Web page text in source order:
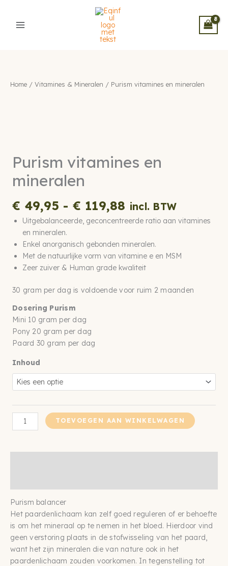
Home / Vitamines & Mineralen / Purism vitamines en mineralen
Purism vitamines en
mineralen
€ 49,95 - € 119,88 Prijsklasse:
€ 49,95
tot
€ 119,88
incl. BTW
Uitgebalanceerde, geconcentreerde ratio aan vitamines
en mineralen.
Enkel anorganisch gebonden mineralen.
Met de natuurlijke vorm van vitamine e en MSM
Zeer zuiver & Human grade kwaliteit
30 gram per dag is voldoende voor ruim 2 maanden
Dosering Purism
Mini 10 gram per dag
Pony 20 gram per dag
Paard 30 gram per dag
Inhoud
Purism
vitamines
mineralen
TOEVOEGEN AAN WINKELWAGEN
Purism balancer
Het paardenlichaam kan zelf goed reguleren of er behoefte
is om het mineraal op te nemen in het bloed. Hierdoor vind
geen verstoring plaats in de stofwisseling van het paard,
want het zijn mineralen die van nature ook in het
paardenlichaam zouden voorkomen. In tegenstelling tot